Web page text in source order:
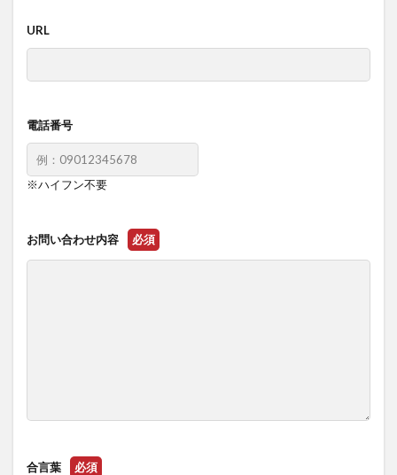
URL
電話番号
※ハイフン不要
お問い合わせ内容 必須
合言葉
必須